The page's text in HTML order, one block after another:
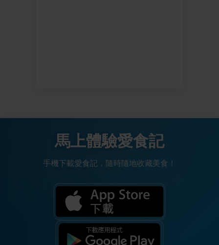
馬上體驗愛食記
手機下載愛食記，隨時隨地收藏美食！